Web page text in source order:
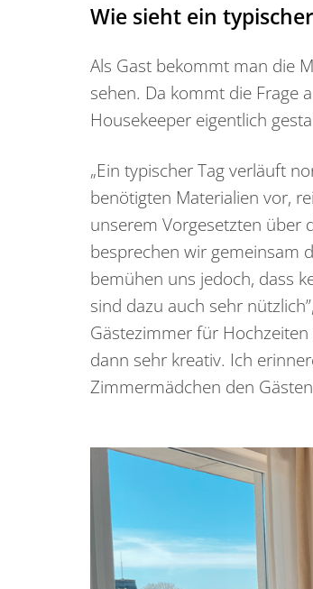
Wie sieht ein
Als Gast bekommt man die
sehen. Da kommt die Frage
Housekeeper eigentlich
„Ein typischer Tag verläuft
benötigten Materialien vor,
unserem Vorgesetzten über
besprechen wir gemeinsam
bemühen uns jedoch, dass
sind dazu auch sehr
Gästezimmer für
dann sehr kreativ. Ich
Zimmermädchen den